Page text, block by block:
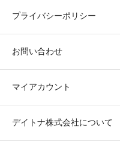
プライバシーポリシー
お問い合わせ
マイアカウント
デイトナ株式会社について